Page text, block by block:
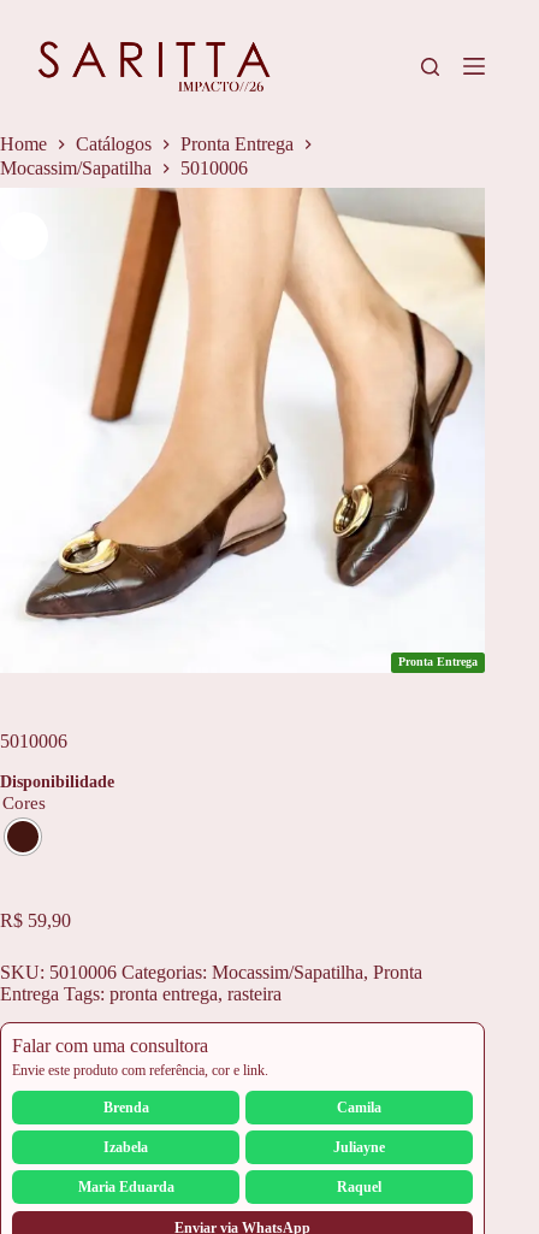
conteúdo
Home Catálogos
Pronta Entrega
Mocassim/Sapatilha
5010006
Pronta Entrega
5010006
Disponibilidade
Cores
R$ 59,90
SKU: 5010006 Categorias: Mocassim/Sapatilha, Pronta
Entrega Tags: pronta entrega, rasteira
Falar com uma consultora
Envie este produto com referência, cor e link.
Brenda Camila
Izabela Juliayne
Maria Eduarda Raquel
Enviar via WhatsApp